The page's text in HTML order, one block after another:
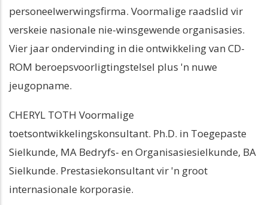
personeelwerwingsfirma. Voormalige raadslid vir
verskeie nasionale nie-winsgewende organisasies.
Vier jaar ondervinding in die ontwikkeling van CD-
ROM beroepsvoorligtingstelsel plus 'n nuwe
jeugopname.
CHERYL TOTH Voormalige
toetsontwikkelingskonsultant. Ph.D. in Toegepaste
Sielkunde, MA Bedryfs- en Organisasiesielkunde, BA
Sielkunde. Prestasiekonsultant vir 'n groot
internasionale korporasie.